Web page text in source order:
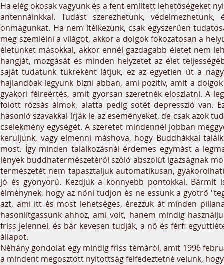
Ha elég okosak vagyunk és a fent említett lehetőségeket
antennáinkkal. Tudást szerezhetünk,
önmagunkat. Ha nem ítélkezünk, csak egyszerűen
meg szemlélni a világot, akkor a dolgok fokozatosan a
életünket másokkal, akkor ennél gazdagabb életet nem
hangját, mozgását és minden helyzetet az élet
saját tudatunk tükreként látjuk, ez az egyetlen út a
hajlandóak legyünk bízni abban, ami pozitív, amit a
gyakori félreértés, amit gyorsan szeretnék eloszlatni. A
fölött rózsás álmok, alatta pedig sötét depresszió van.
hasonló szavakkal írják le az eseményeket, de csak azok
cselekmény egységét. A szeretet mindennél jobban
kerüljünk, vagy elmenni máshova, hogy Buddhákkal
most. Így minden találkozásnál érdemes egymást a
lények buddhatermészetéről szóló abszolút igazságnak
természetét nem tapasztaljuk automatikusan,
jó és gyönyörű. Kezdjük a könnyebb pontokkal. Bármit
élménynek, hogy az nőni tudjon és ne essünk a gyötrő
azt, ami itt és most lehetséges, érezzük át minden
hasonlítgassunk ahhoz, ami volt, hanem mindig
friss jelennel, és bár kevesen tudják, a nő és férfi
állapot.
Néhány gondolat egy mindig friss témáról, amit 1996
a mindent megosztott nyitottság felfedeztetné velünk,